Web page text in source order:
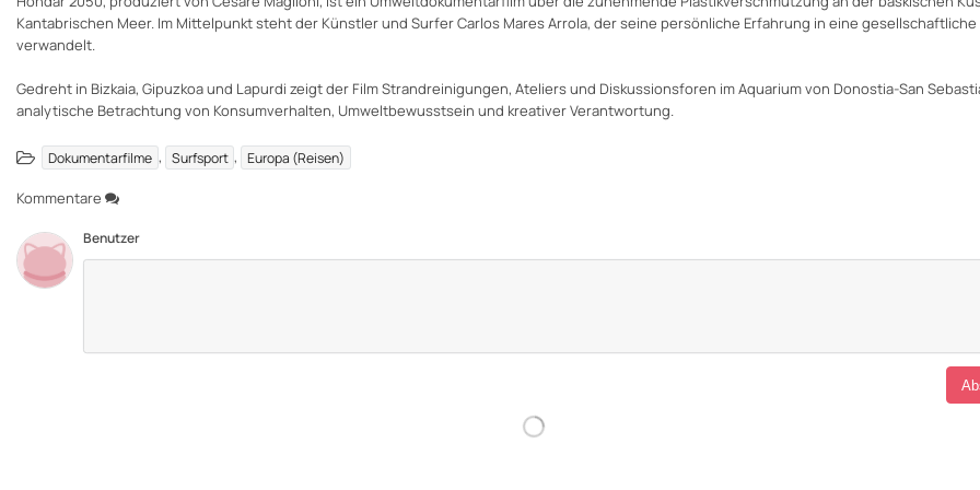
Kantabrischen Meer. Im Mittelpunkt steht der Künstler und Surfer Carlos Mares Arrola, der seine persönliche Erfahrung in eine
verwandelt.
Gedreht in Bizkaia, Gipuzkoa und Lapurdi zeigt der Film Strandreinigungen, Ateliers und Diskussionsforen im Aquarium von Donostia-San
analytische Betrachtung von Konsumverhalten, Umweltbewusstsein und kreativer Verantwortung.
Dokumentarfilme , Surfsport , Europa (Reisen)
Kommentare
Benutzer